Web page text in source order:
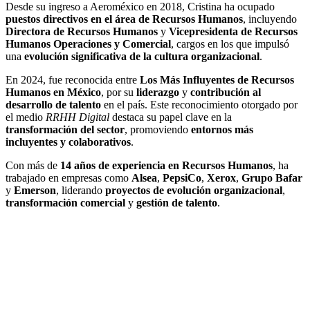
Desde su ingreso a Aeroméxico en 2018, Cristina ha ocupado
puestos directivos en el área de Recursos Humanos, incluyendo
Directora de Recursos Humanos y Vicepresidenta de Recursos
Humanos Operaciones y Comercial, cargos en los que impulsó
una evolución significativa de la cultura organizacional.
En 2024, fue reconocida entre Los Más Influyentes de Recursos
Humanos en México, por su liderazgo y contribución al
desarrollo de talento en el país. Este reconocimiento otorgado por
el medio RRHH Digital destaca su papel clave en la
transformación del sector, promoviendo entornos más
incluyentes y colaborativos.
Con más de 14 años de experiencia en Recursos Humanos, ha
trabajado en empresas como Alsea, PepsiCo, Xerox, Grupo Bafar
y Emerson, liderando proyectos de evolución organizacional,
transformación comercial y gestión de talento.